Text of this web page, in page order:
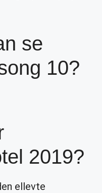
se
10?
2019?
ellevte